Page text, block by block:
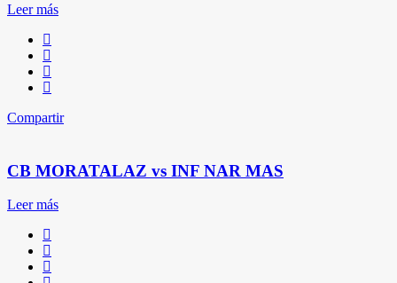
Leer más
Compartir
CB MORATALAZ vs INF NAR MAS
Leer más